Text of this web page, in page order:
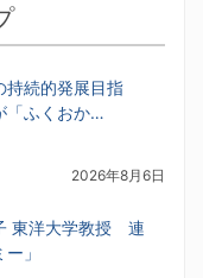
持続的発展目指
ふくおか…
2026年8月6日
東洋大学教授 連
ー」